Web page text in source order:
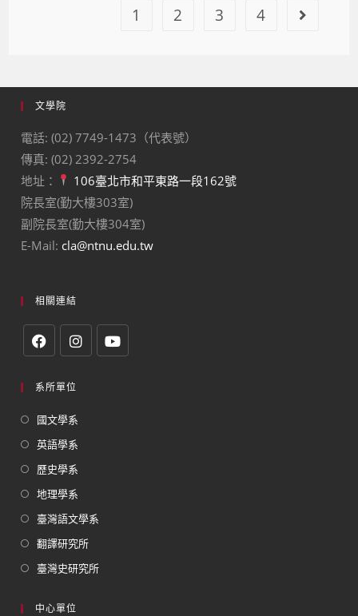
1 2 3 4
文學院
電話: (02) 7749-1473（代表號）
傳真: (02) 2392-2754
地址：
106臺北市和平東路一段162號
院長室(勤大樓303室)
副院長室(勤大樓304室)
E-Mail: cla@ntnu.edu.tw
相關連結
系所單位
國文學系
英語學系
歷史學系
地理學系
臺灣語文學系
翻譯研究所
臺灣史研究所
中心單位